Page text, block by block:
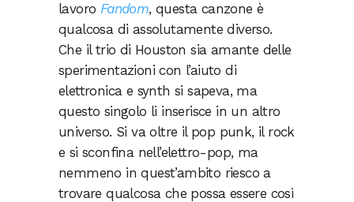
lavoro Fandom, questa canzone è
qualcosa di assolutamente diverso.
Che il trio di Houston sia amante delle
sperimentazioni con l’aiuto di
elettronica e synth si sapeva, ma
questo singolo li inserisce in un altro
universo. Si va oltre il pop punk, il rock
e si sconfina nell’elettro-pop, ma
nemmeno in quest’ambito riesco a
trovare qualcosa che possa essere così